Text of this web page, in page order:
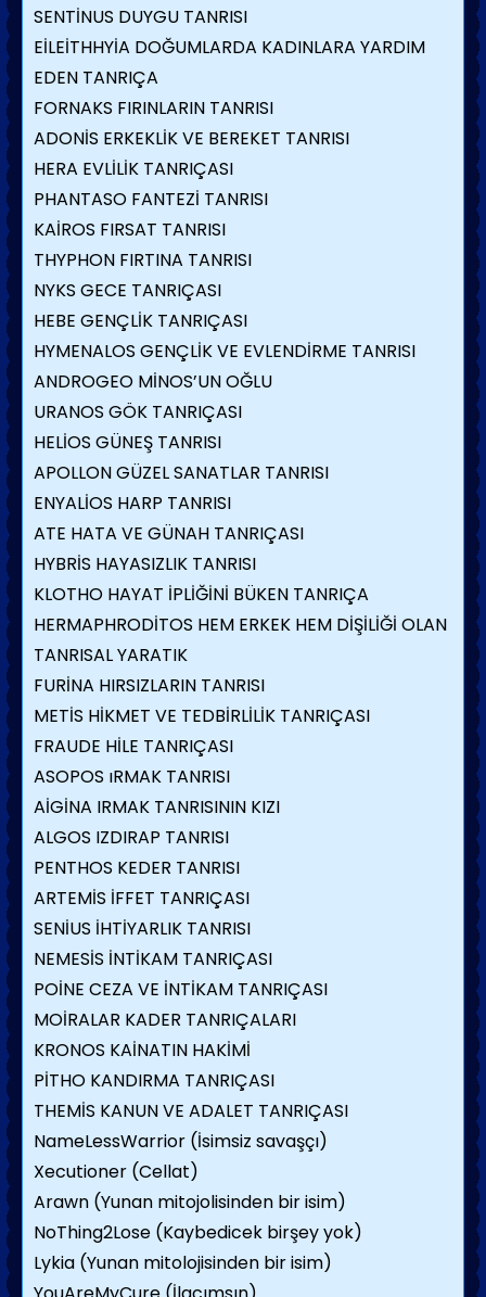
SENTİNUS DUYGU TANRISI
EİLEİTHHYİA DOĞUMLARDA KADINLARA YARDIM
EDEN TANRIÇA
FORNAKS FIRINLARIN TANRISI
ADONİS ERKEKLİK VE BEREKET TANRISI
HERA EVLİLİK TANRIÇASI
PHANTASO FANTEZİ TANRISI
KAİROS FIRSAT TANRISI
THYPHON FIRTINA TANRISI
NYKS GECE TANRIÇASI
HEBE GENÇLİK TANRIÇASI
HYMENALOS GENÇLİK VE EVLENDİRME TANRISI
ANDROGEO MİNOS’UN OĞLU
URANOS GÖK TANRIÇASI
HELİOS GÜNEŞ TANRISI
APOLLON GÜZEL SANATLAR TANRISI
ENYALİOS HARP TANRISI
ATE HATA VE GÜNAH TANRIÇASI
HYBRİS HAYASIZLIK TANRISI
KLOTHO HAYAT İPLİĞİNİ BÜKEN TANRIÇA
HERMAPHRODİTOS HEM ERKEK HEM DİŞİLİĞİ OLAN
TANRISAL YARATIK
FURİNA HIRSIZLARIN TANRISI
METİS HİKMET VE TEDBİRLİLİK TANRIÇASI
FRAUDE HİLE TANRIÇASI
ASOPOS ıRMAK TANRISI
AİGİNA IRMAK TANRISININ KIZI
ALGOS IZDIRAP TANRISI
PENTHOS KEDER TANRISI
ARTEMİS İFFET TANRIÇASI
SENİUS İHTİYARLIK TANRISI
NEMESİS İNTİKAM TANRIÇASI
POİNE CEZA VE İNTİKAM TANRIÇASI
MOİRALAR KADER TANRIÇALARI
KRONOS KAİNATIN HAKİMİ
PİTHO KANDIRMA TANRIÇASI
THEMİS KANUN VE ADALET TANRIÇASI
NameLessWarrior (İsimsiz savaşçı)
Xecutioner (Cellat)
Arawn (Yunan mitojolisinden bir isim)
NoThing2Lose (Kaybedicek birşey yok)
Lykia (Yunan mitolojisinden bir isim)